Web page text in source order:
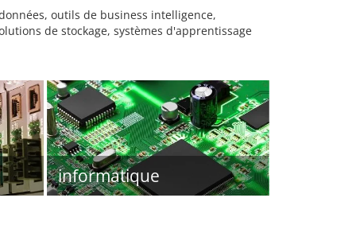
outils de business intelligence,
de stockage, systèmes d'apprentissage
informatique